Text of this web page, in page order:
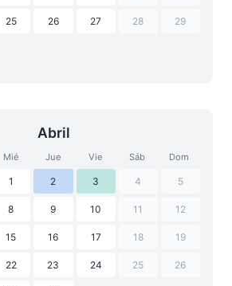
25 26 27 28 29
Abril
Mié Jue Vie Sáb Dom
1 2 3 4 5
8 9 10 11 12
15 16 17 18 19
22 23 24 25 26